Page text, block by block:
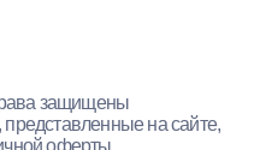
защищены
на сайте,
оферты